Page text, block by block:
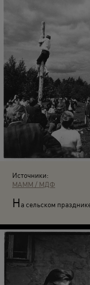
Источники:
МАММ / МДФ
На сельском